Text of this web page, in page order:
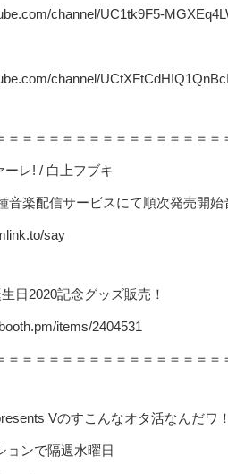
channel/UC1tk9F5-
channel/
＝＝＝＝＝＝＝＝＝＝＝＝＝＝＝＝
ーレ! / 白上フブキ
音楽配信サービスにて順次発売開始
say
日2020記念グッズ販売！
items/2404531
＝＝＝＝＝＝＝＝＝＝＝＝＝＝＝＝
Vのすこんなオタ活なんだワ
ョンで隔週水曜日